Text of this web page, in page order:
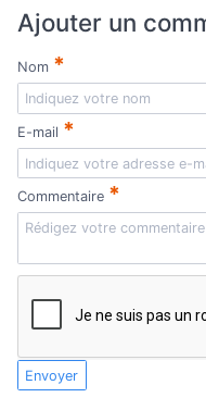
Ajouter un
Nom *
E-mail *
Commentaire *
Envoyer